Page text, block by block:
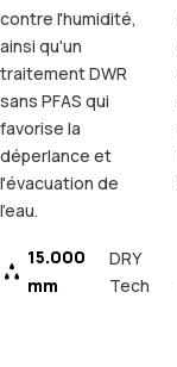
contre l'humidité,
ainsi qu'un
traitement DWR
sans PFAS qui
favorise la
déperlance et
l'évacuation de
l'eau.
15.000
mm
DRY
Tech